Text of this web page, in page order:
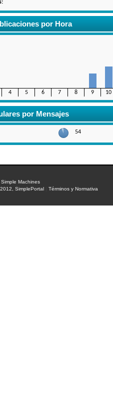
por Hora
4 5 6 7 8 9 10
por Mensajes
54
,Simple Machines
SimplePortal
|Términos y Normativa